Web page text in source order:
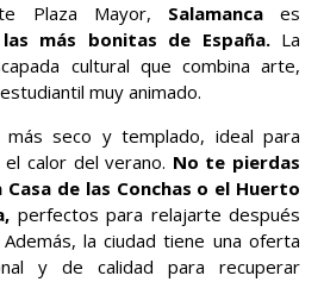
Plaza Mayor, Salamancaes
más bonitas de España.La
cultural que combina arte,
muy animado.
seco y templado, ideal para
calor del verano. No te pierdas
de las Conchas o el Huerto
perfectos para relajarte después
la ciudad tiene una oferta
y de calidad para recuperar